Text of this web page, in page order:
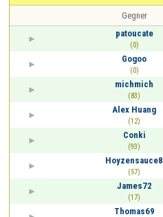
Gegner
patoucate
(0)
Gogoo
(0)
michmich
(83)
Alex Huang
(12)
Conki
(93)
Hoyzensauce8
(57)
James72
(17)
Thomas69